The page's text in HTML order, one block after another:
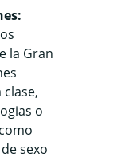
la Gran
o
sexo